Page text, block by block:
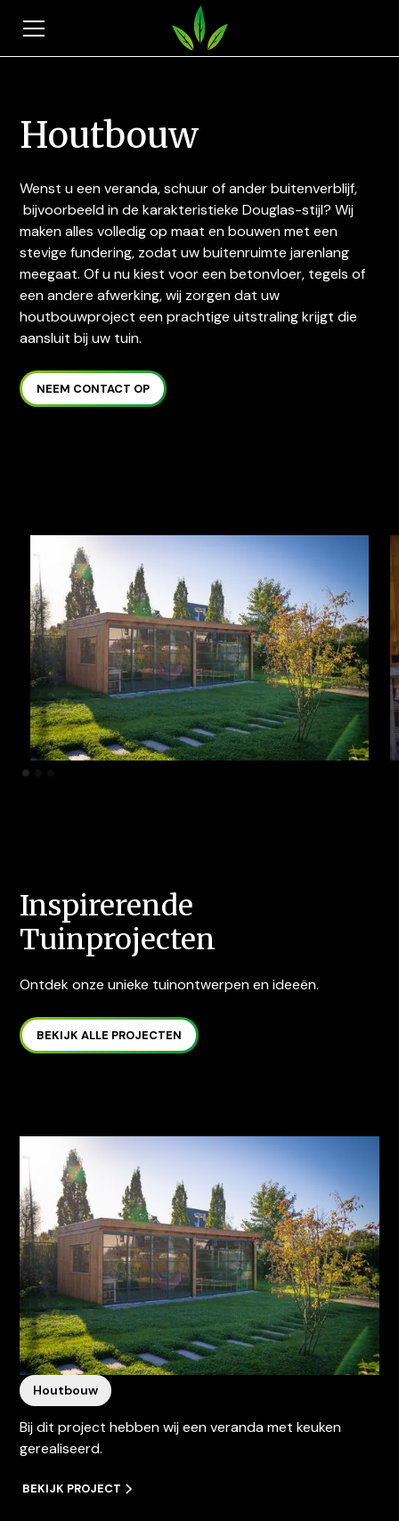
Houtbouw
Wenst u een veranda, schuur of ander buitenverblijf,
bijvoorbeeld in de karakteristieke Douglas-stijl? Wij
maken alles volledig op maat en bouwen met een
stevige fundering, zodat uw buitenruimte jarenlang
meegaat. Of u nu kiest voor een betonvloer, tegels of
een andere afwerking, wij zorgen dat uw
houtbouwproject een prachtige uitstraling krijgt die
aansluit bij uw tuin.
NEEM CONTACT OP
Inspirerende
Tuinprojecten
Ontdek onze unieke tuinontwerpen en ideeën.
BEKIJK ALLE PROJECTEN
Houtbouw
Bij dit project hebben wij een veranda met keuken
gerealiseerd.
BEKIJK PROJECT